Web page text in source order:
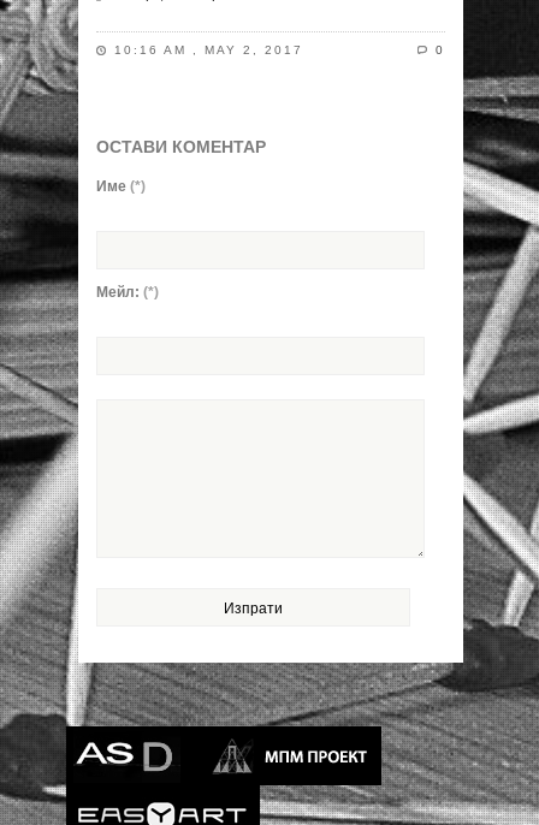
10:16 AM , MAY 2, 2017 0
ОСТАВИ КОМЕНТАР
Име (*)
Мейл: (*)